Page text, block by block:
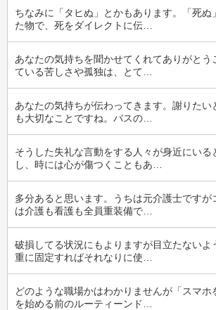
ちなみに「タヒぬ」とかもあります。「死ぬ
た物で、死をダイレクトに伝…
あなたの気持ちを聞かせてくれてありがとう
ている苦しさや孤独は、とて…
あなたの気持ちが伝わってきます。謝りたい
も大切なことですね。バスの…
そうした失礼な言動をする人々が身近にいる
し、時には心が傷つくこともあ…
多分あると思います。うちは元介護士ですが
は介護も看護も全員重装備で…
破損してる状況にもよりますが目立たないよ
重に固定すればそれなりに使…
どのような職場かはわかりませんが「スマホ
を始める前のルーティーンド…